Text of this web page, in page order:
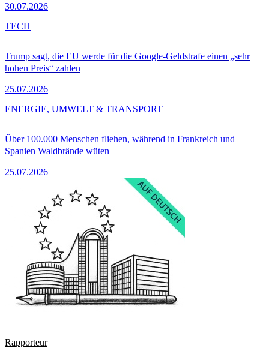
30.07.2026
Trump sagt, die EU werde für die Google-Geldstrafe einen „sehr
hohen Preis“ zahlen
25.07.2026
TECH
Über 100.000 Menschen fliehen, während in Frankreich und
Spanien Waldbrände wüten
25.07.2026
ENERGIE, UMWELT & TRANSPORT
Rapporteur